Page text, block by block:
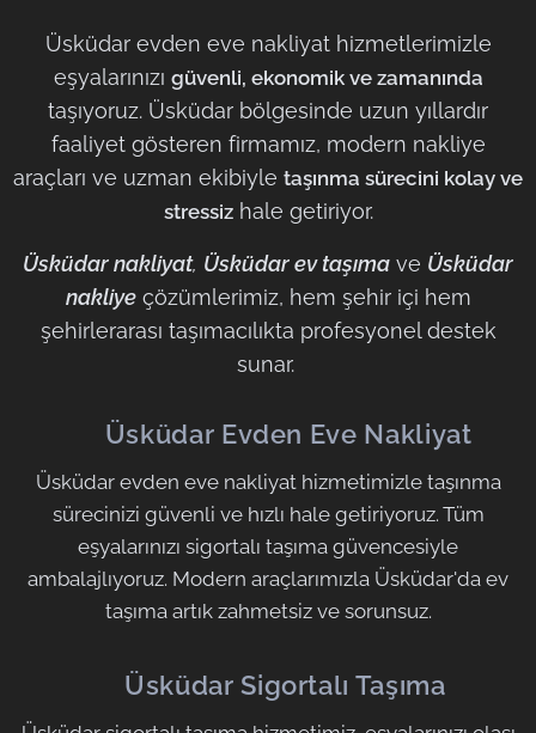
Üsküdar evden eve nakliyat hizmetlerimizle
eşyalarınızı güvenli, ekonomik ve zamanında
taşıyoruz. Üsküdar bölgesinde uzun yıllardır
faaliyet gösteren firmamız, modern nakliye
araçları ve uzman ekibiyle taşınma sürecini kolay ve
stressizhale getiriyor.
Üsküdar nakliyat, Üsküdar ev taşıma ve Üsküdar
nakliyeçözümlerimiz, hem şehir içi hem
şehirlerarası taşımacılıkta profesyonel destek
sunar.
Üsküdar Evden Eve Nakliyat
Üsküdar evden eve nakliyat hizmetimizle taşınma
sürecinizi güvenli ve hızlı hale getiriyoruz. Tüm
eşyalarınızı sigortalı taşıma güvencesiyle
ambalajlıyoruz. Modern araçlarımızla Üsküdar'da ev
taşıma artık zahmetsiz ve sorunsuz.
Üsküdar Sigortalı Taşıma